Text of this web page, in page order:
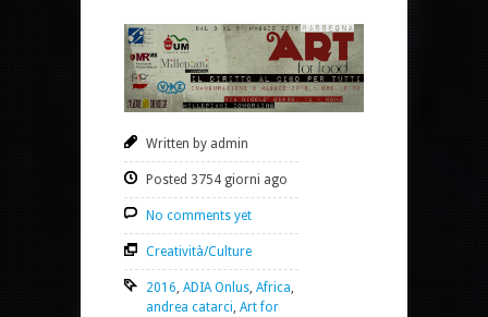
Written by admin
Posted 3754 giorni ago
No comments yet
Creatività/Culture
2016, ADIA Onlus, Africa,
andrea catarci, Art for